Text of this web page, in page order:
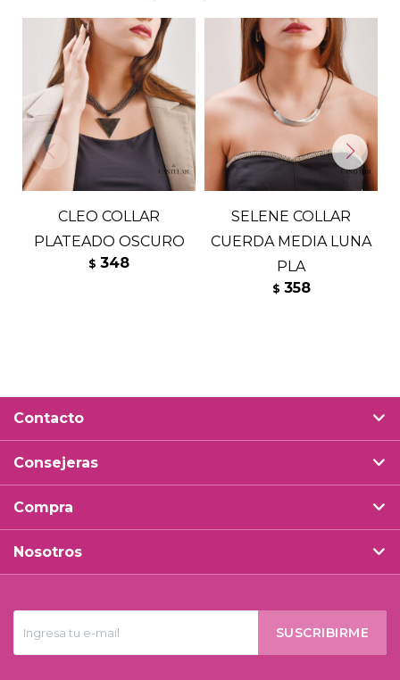
CLEO COLLAR
PLATEADO OSCURO
$ 348
SELENE COLLAR
CUERDA MEDIA LUNA
PLA
$ 358
SUSCRIBIRME
Contacto
Consejeras
Compra
Nosotros